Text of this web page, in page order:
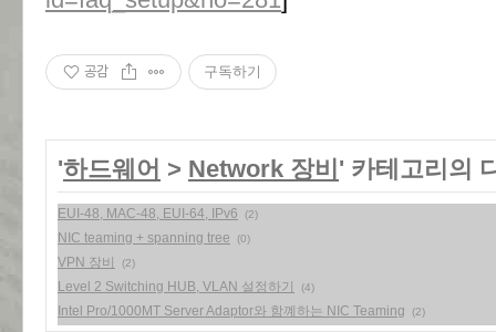
공감 구독하기
'하드웨어 > Network 장비 ' 카테고리의
EUI-48, MAC-48, EUI-64, IPv6 (2)
NIC teaming + spanning tree (0)
VPN 장비 (2)
Level 2 Switching HUB, VLAN 설정하기 (4)
Intel Pro/1000MT Server Adaptor와 함꼐하는 NIC Teaming (2)